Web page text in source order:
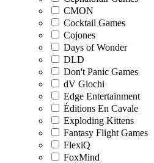
CMON
Cocktail Games
Cojones
Days of Wonder
DLD
Don't Panic Games
dV Giochi
Edge Entertainment
Éditions En Cavale
Exploding Kittens
Fantasy Flight Games
FlexiQ
FoxMind